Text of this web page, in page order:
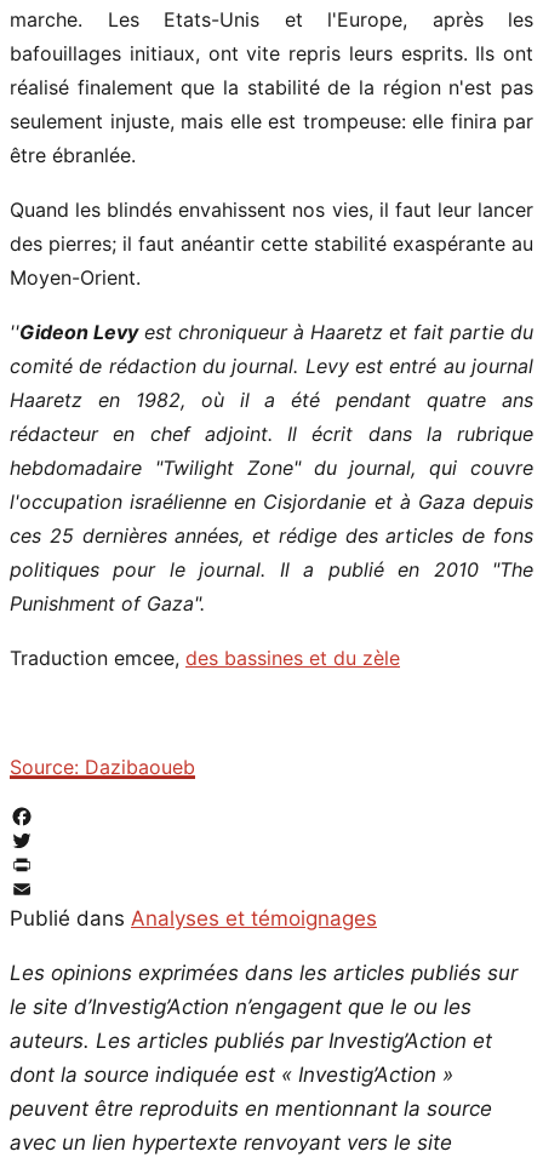
marche. Les Etats-Unis et l'Europe, après les
bafouillages initiaux, ont vite repris leurs esprits. Ils ont
réalisé finalement que la stabilité de la région n'est pas
seulement injuste, mais elle est trompeuse: elle finira par
être ébranlée.
Quand les blindés envahissent nos vies, il faut leur lancer
des pierres; il faut anéantir cette stabilité exaspérante au
Moyen-Orient.
''Gideon Levyest chroniqueur à Haaretz et fait partie du
comité de rédaction du journal. Levy est entré au journal
Haaretz en 1982, où il a été pendant quatre ans
rédacteur en chef adjoint. Il écrit dans la rubrique
hebdomadaire "Twilight Zone" du journal, qui couvre
l'occupation israélienne en Cisjordanie et à Gaza depuis
ces 25 dernières années, et rédige des articles de fons
politiques pour le journal. Il a publié en 2010 "The
Punishment of Gaza".
Traduction emcee, des bassines et du zèle
Source: Dazibaoueb
Facebook
Twitter
PrintFriendly
Email
Publié dans Analyses et témoignages
Les opinions exprimées dans les articles publiés sur
le site d’Investig’Action n’engagent que le ou les
auteurs. Les articles publiés par Investig’Action et
dont la source indiquée est « Investig’Action »
peuvent être reproduits en mentionnant la source
avec un lien hypertexte renvoyant vers le site